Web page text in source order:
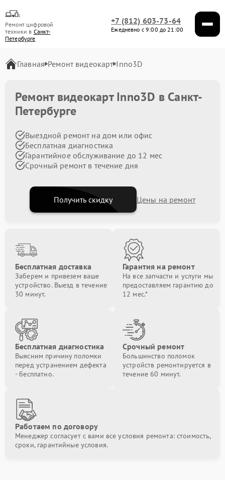
Ремонт цифровой
техники в Санкт-
Петербурге
+7 (812) 603-73-64
Ежедневно с 9:00 до 21:00
Главная Ремонт видеокарт Inno3D
Ремонт видеокарт Inno3D в Санкт-
Петербурге
Выездной ремонт на дом или офис
Бесплатная диагностика
Гарантийное обслуживание до 12 мес
Срочный ремонт в течение дня
Получить скидку Цены на ремонт
Бесплатная доставка
Заберем и привезем ваше
устройство. Выезд в течение
30 минут.
Гарантия на ремонт
На все запчасти и услуги мы
предоставляем гарантию до
12 мес.*
Бесплатная диагностика
Выясним причину поломки
перед устранением дефекта
- бесплатно.
Срочный ремонт
Большинство поломок
устройств ремонтируется в
течение 60 минут.
Работаем по договору
Менеджер согласует с вами все условия ремонта: стоимость,
сроки, гарантийные условия.